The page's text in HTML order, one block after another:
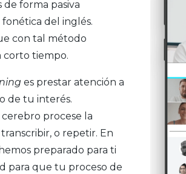
forma pasiva
del inglés.
con tal método
corto tiempo.
es prestar atención a
de tu interés.
procese la
o repetir. En
preparado para ti
para que tu proceso de